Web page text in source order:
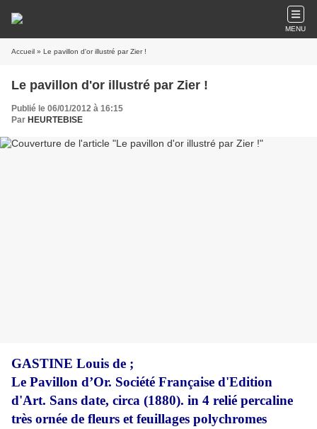
MENU
Accueil » Le pavillon d'or illustré par Zier !
Le pavillon d'or illustré par Zier !
Publié le 06/01/2012 à 16:15
Par HEURTEBISE
GASTINE Louis de ;
Le Pavillon d’Or. Société Française d'Edition
d'Art. Sans date, circa (1880). in 4 relié percaline
très ornée de fleurs et feuillages polychromes